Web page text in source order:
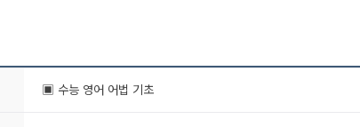
▣ 수능 영어 어법 기초